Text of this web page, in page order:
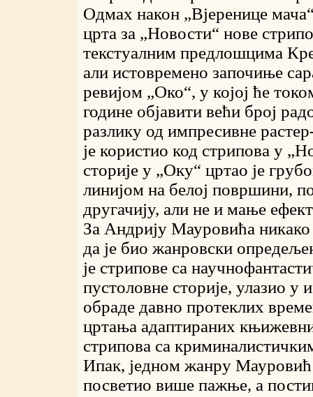
Одмах након „Вјеренице
црта за „Новости“ нове
текстуалним предлошцима
али истовремено започиње
ревијом „Око“, у којој ће
године објавити већи број
разлику од импресивне
је користио код стрипова у
сторије у „Оку“ цртао је
линијом на белој површини,
другачију, али не и мање
За Андрију Мауровића
да је био жанровски
је стрипове са
пустоловне сторије, улазио у
обраде давно протеклих
цртања адаптираних
стрипова са
Ипак, једном жанру Мауровић
посветио више пажње, а